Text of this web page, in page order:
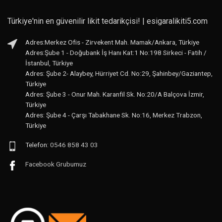
Türkiye'nin en güvenilir likit tedarikçisi! | esigaralikiti5.com
Adres:Merkez Ofis - Zirvekent Mah. Mamak/Ankara, Türkiye
Adres:Şube 1 - Doğubank İş Hanı Kat:1 No:198 Sirkeci - Fatih /
İstanbul, Türkiye
Adres: Şube 2- Alaybey, Hürriyet Cd. No:29, Şahinbey/Gaziantep,
Türkiye
Adres: Şube 3 - Onur Mah. Karanfil Sk. No:20/A Balçova İzmir,
Türkiye
Adres: Şube 4 - Çarşı Tabakhane Sk. No:16, Merkez Trabzon,
Türkiye
Telefon: 0546 858 43 03
Facebook Grubumuz